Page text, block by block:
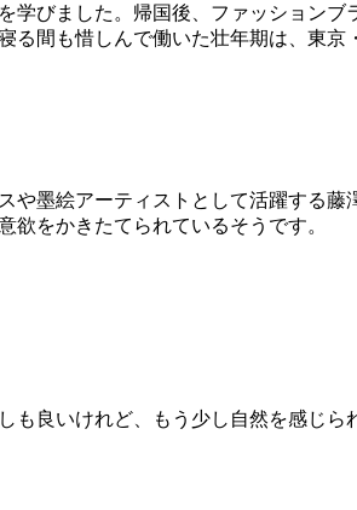
びました。帰国後、ファッションブ
間も惜しんで働いた壮年期は、東京
墨絵アーティストとして活躍する藤
をかきたてられているそうです。
良いけれど、もう少し自然を感じら